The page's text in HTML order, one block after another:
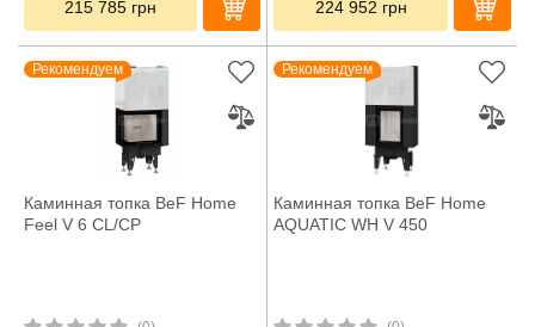
215 785 грн 224 952 грн
Рекомендуем
Каминная топка BeF Home
Feel V 6 CL/CP
Рекомендуем
Каминная топка BeF Home
AQUATIC WH V 450